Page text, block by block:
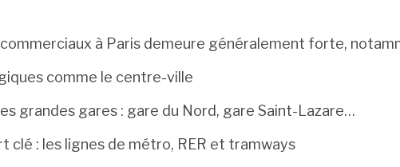
à Paris demeure généralement forte,
comme le centre-ville
grandes gares : gare du Nord, gare Saint-Lazare…
clé : les lignes de métro, RER et tramways